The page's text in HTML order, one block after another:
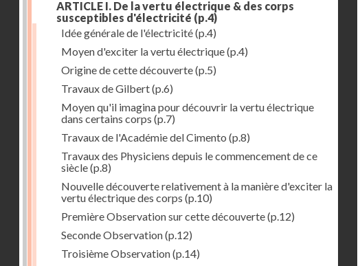
ARTICLE I. De la vertu électrique & des corps
susceptibles d'électricité (p.4)
Idée générale de l'électricité(p.4)
Moyen d'exciter la vertu électrique(p.4)
Origine de cette découverte(p.5)
Travaux de Gilbert(p.6)
Moyen qu'il imagina pour découvrir la vertu électrique
dans certains corps (p.7)
Travaux de l'Académie del Cimento (p.8)
Travaux des Physiciens depuis le commencement de ce
siècle(p.8)
Nouvelle découverte relativement à la manière d'exciter la
vertu électrique des corps (p.10)
Première Observation sur cette découverte(p.12)
Seconde Observation(p.12)
Troisième Observation(p.14)